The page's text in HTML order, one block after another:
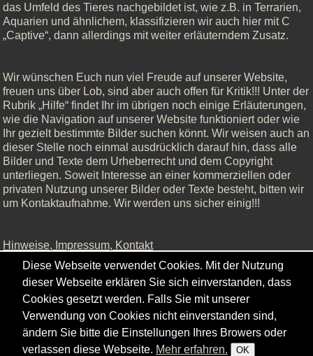
das Umfeld des Tieres nachgebildet ist, wie z.B. in Terrarien,
Aquarien und ähnlichem, klassifizieren wir auch hier mit C
„Captive“, dann allerdings mit weiter erläuterndem Zusatz.
Wir wünschen Euch nun viel Freude auf unserer Website,
freuen uns über Lob, sind aber auch offen für Kritik!!! Unter der
Rubrik „Hilfe“ findet Ihr im übrigen noch einige Erläuterungen,
wie die Navigation auf unserer Website funktioniert oder wie
Ihr gezielt bestimmte Bilder suchen könnt. Wir weisen auch an
dieser Stelle noch einmal ausdrücklich darauf hin, dass alle
Bilder und Texte dem Urheberrecht und dem Copyright
unterliegen. Soweit Interesse an einer kommerziellen oder
privaten Nutzung unserer Bilder oder Texte besteht, bitten wir
um Kontaktaufnahme. Wir werden uns sicher einig!!!
Hinweise, Impressum, Kontakt
Copyright © - 2026 - Gordana & Ralf Kistowski
Diese Webseite verwendet Cookies. Mit der Nutzung
dieser Webseite erklären Sie sich einverstanden, dass
Cookies gesetzt werden. Falls Sie mit unserer
Verwendung von Cookies nicht einverstanden sind,
ändern Sie bitte die Einstellungen Ihres Browers oder
verlassen diese Webseite. Mehr erfahren. OK